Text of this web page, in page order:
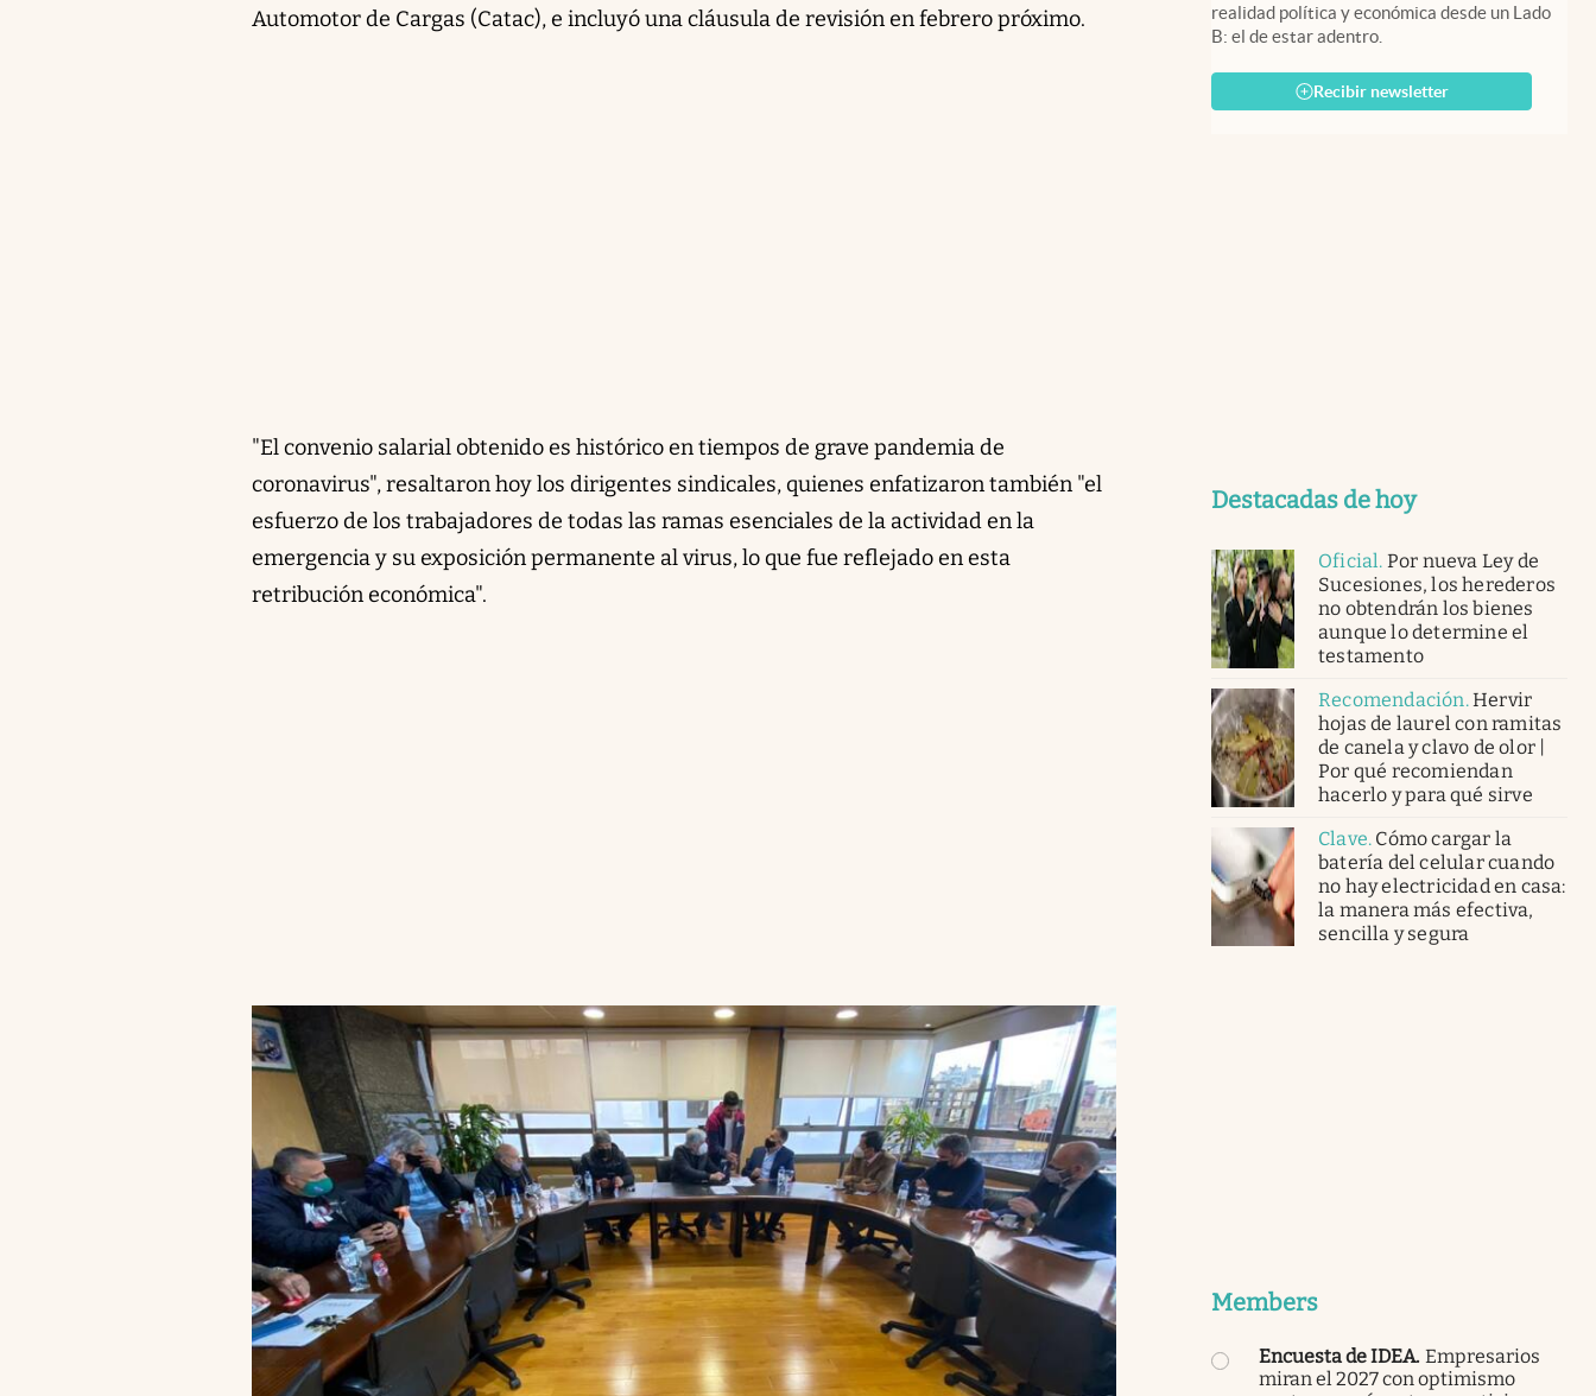
Automotor de Cargas (Catac), e incluyó una cláusula de revisión en febrero próximo.
"El convenio salarial obtenido es histórico en tiempos de grave pandemia de
coronavirus", resaltaron hoy los dirigentes sindicales, quienes enfatizaron también "el
esfuerzo de los trabajadores de todas las ramas esenciales de la actividad en la
emergencia y su exposición permanente al virus, lo que fue reflejado en esta
retribución económica".
realidad política y económica desde un Lado
B: el de estar adentro.
Recibir newsletter
Destacadas de hoy
Oficial. Por nueva Ley de
Sucesiones, los herederos
no obtendrán los bienes
aunque lo determine el
testamento
Recomendación.Hervir
hojas de laurel con ramitas
de canela y clavo de olor |
Por qué recomiendan
hacerlo y para qué sirve
Clave. Cómo cargar la
batería del celular cuando
no hay electricidad en casa:
la manera más efectiva,
sencilla y segura
Members
Encuesta de IDEA. Empresarios
miran el 2027 con optimismo